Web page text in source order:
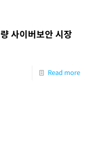
사이버보안 시장
Read more